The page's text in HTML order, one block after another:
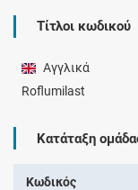
Τίτλοι κωδικού
Αγγλικά
Roflumilast
Κατάταξη
Κωδικός